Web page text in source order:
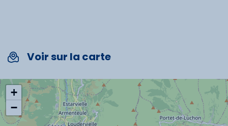
Voir sur la carte
+
−